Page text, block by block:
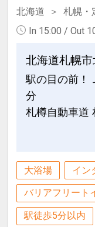
※画像はイメ
インターネ
スマートフ
ｉ－Ｆｉが
はＷｉ－Ｆ
詳しいご利
でお問い合
また、貸出
ませんので
【料金】大
込）、未就
ください。
━━SDGs・
プラスチッ
にご用意す
しておりま
7階ロビーに
しておりま
でお持ちく
北海道 札幌・
In 15:00 / Out
北海道札幌
駅の目の前！
分
札樽自動車道
大浴場 イン
バリアフリート
駅徒歩5分以内